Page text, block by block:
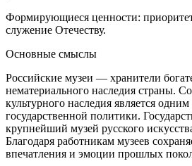
Формирующиеся ценности:
служение Отечеству.
Основные смыслы
Российские музеи — хранители
нематериального наследия страны.
культурного наследия является
государственной политики.
крупнейший музей русского
Благодаря работникам музеев
впечатления и эмоции прошлых